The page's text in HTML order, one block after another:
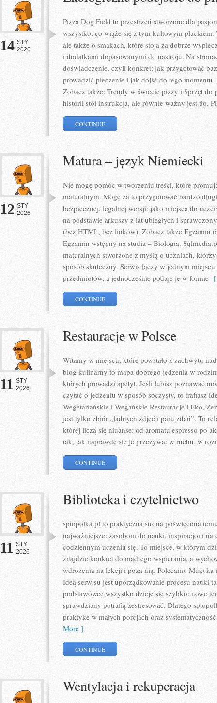
14 STY
2026
Pizza Dog Field to przestrzeń stworzone dla
wszystko, co wiąże się z tym kultowym plackiem.
ale także o smakach, które stoją za dobrze
i dodatkami dopasowanymi do nastroju. Na
doświadczenie, czyli konkret: jak przygotować
prowadzić pieczenie i jak dojść do tego
Zobacz także: Trendy w świecie pizzy i Sprzęt
historii stoi instrukcja, ale równie ważny jest tło.
CONTINUE
12 STY
2026
Matura – język Niemiecki
Nie mogę pomóc w tworzeniu treści, które
maturalnym. Mogę za to przygotować bardzo
bezpiecznej, legalnej wersji: jako miejsca do
na podstawie arkuszy z lat ubiegłych i
(bez HTML, bez linków). Zobacz także Egzamin
Egzamin wstępny na studia – Biologia.
maturalnych stworzone z myślą o uczniach,
sposób skuteczny. Serwis łączy w jednym
przedmiotów, a jednocześnie podaje je w formie
CONTINUE
11 STY
2026
Restauracje w Polsce
Witamy w miejscu, które powstało z zachwytu
blog kulinarny to mapa dobrego jedzenia w
których prowadzi apetyt. Jeśli lubisz poznawać
czytać o jedzeniu w sposób soczysty, to trafiasz
Wegetariańskie i Wegańskie Restauracje i Eko,
jest tylko zbiór „ładnych zdjęć i paru zdań”. To
której liczą się niuanse: od aromatu espresso po
tak, jak naprawdę się je przeżywa: w ruchu, w
CONTINUE
11 STY
2026
Biblioteka i czytelnictwo
sptopolka.pl to praktyczna strona poświęcona
najważniejsze: zasobom do nauki, inspiracjom na
codziennym uczeniu się. To miejsce, w którym
znajdzie konkret do mądrego wspierania, a
wdrożenia na lekcji i poza nią. Polecamy
Ideą serwisu jest uporządkowanie procesu nauki
podstawówce wszystko dzieje się szybko: nowe
sprawdziany potrafią zestresować. Dlatego
praktykę w małych porcjach oraz
More ]
CONTINUE
Wentylacja i rekuperacja